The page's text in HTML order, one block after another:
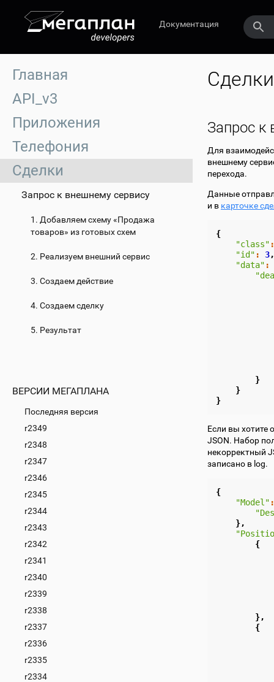
Документация
Главная
API_v3
Приложения
Телефония
Сделки
Запрос к внешнему сервису
1. Добавляем схему «Продажа
товаров» из готовых схем
2. Реализуем внешний сервис
3. Создаем действие
4. Создаем сделку
5. Результат
ВЕРСИИ МЕГАПЛАНА
Последняя версия
r2349
r2348
r2347
r2346
r2345
r2344
r2343
r2342
r2341
r2340
r2339
r2338
r2337
r2336
r2335
r2334
Сделки
Запрос к
Для
внешнему
перехода.
Данные
и в карточке
{
"class" :
"id" : 3,
"data" :
}
}
}
Если вы хотите
JSON. Набор
некорректный
записано в log.
{
"Model" :
},
{
},
{